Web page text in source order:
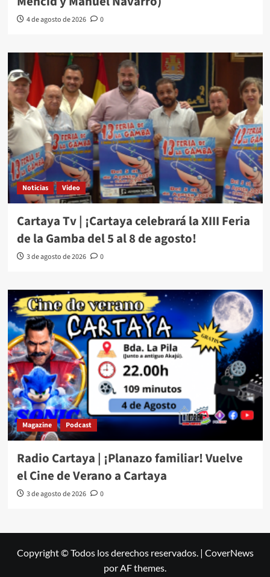
4 de agosto de 2026 0
Noticias Video
Cartaya Tv | ¡Cartaya celebrará la XIII Feria
de la Gamba del 5 al 8 de agosto!
3 de agosto de 2026 0
Magazine Podcast
Radio Cartaya | ¡Planazo familiar! Vuelve
el Cine de Verano a Cartaya
3 de agosto de 2026 0
Copyright © Todos los derechos reservados. | CoverNews
por AF themes.